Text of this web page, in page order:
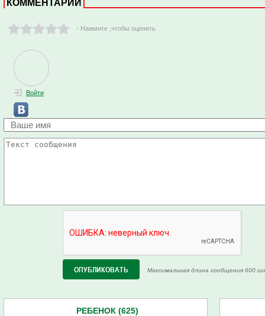
КОММЕНТАРИИ
- Нажмите ,чтобы оценить
Войти
Максимальная длина сообщения 600
РЕБЕНОК (625)